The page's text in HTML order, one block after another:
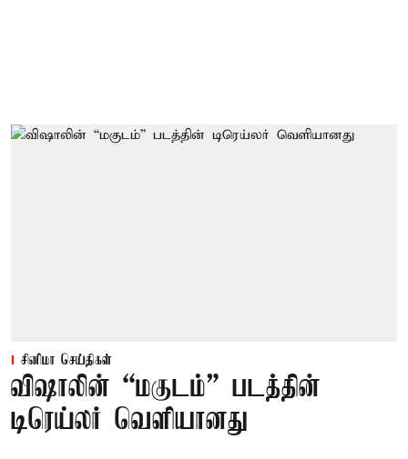
சினிமா செய்திகள்
விஷாலின் “மகுடம்” படத்தின்
டிரெய்லர் வெளியானது